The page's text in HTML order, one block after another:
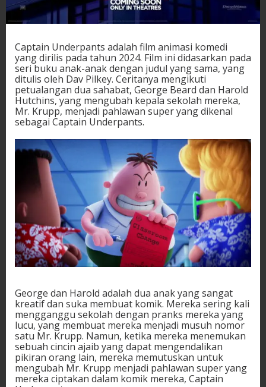
Captain Underpants adalah film animasi komedi
yang dirilis pada tahun 2024. Film ini didasarkan pada
seri buku anak-anak dengan judul yang sama, yang
ditulis oleh Dav Pilkey. Ceritanya mengikuti
petualangan dua sahabat, George Beard dan Harold
Hutchins, yang mengubah kepala sekolah mereka,
Mr. Krupp, menjadi pahlawan super yang dikenal
sebagai Captain Underpants.
George dan Harold adalah dua anak yang sangat
kreatif dan suka membuat komik. Mereka sering kali
mengganggu sekolah dengan pranks mereka yang
lucu, yang membuat mereka menjadi musuh nomor
satu Mr. Krupp. Namun, ketika mereka menemukan
sebuah cincin ajaib yang dapat mengendalikan
pikiran orang lain, mereka memutuskan untuk
mengubah Mr. Krupp menjadi pahlawan super yang
mereka ciptakan dalam komik mereka, Captain